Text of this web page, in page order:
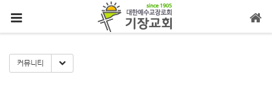
커뮤니티 Toggle Dropdown